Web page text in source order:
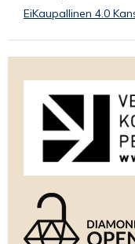
EiKaupallinen 4.0